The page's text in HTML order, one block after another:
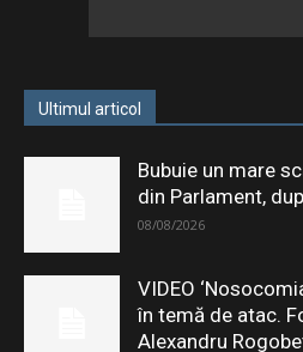
Ultimul articol
Bubuie un mare
din Parlament,
08/08/2026
VIDEO
în temă de atac.
Alexandru